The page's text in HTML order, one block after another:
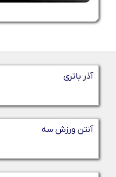
آذر باتری
آنتن ورزش سه